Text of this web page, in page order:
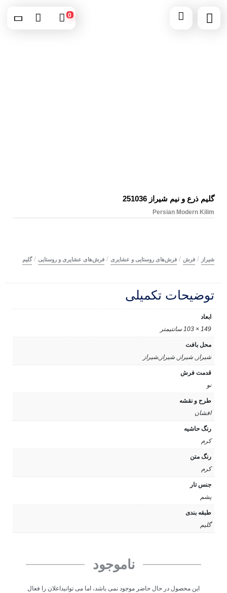
0
گلیم ذرع و نیم شیراز 251036
Persian Modern Kilim
شیراز / فرش / فرش‌های روستایی و عشایری / فرش‌های عشایری و روستایی /گلیم
توضیحات تکمیلی
ابعاد
149 × 103 سانتیمتر
محل بافت
شیراز, شیراز, شیراز,شیراز
قدمت فرش
نو
طرح و نقشه
افشان
رنگ حاشیه
کرم
رنگ متن
کرم
جنس تار
پشم
طبقه بندی
گلیم
ناموجود
این محصول در حال حاضر موجود نمی باشد، اما می توانیداعلان را فعال